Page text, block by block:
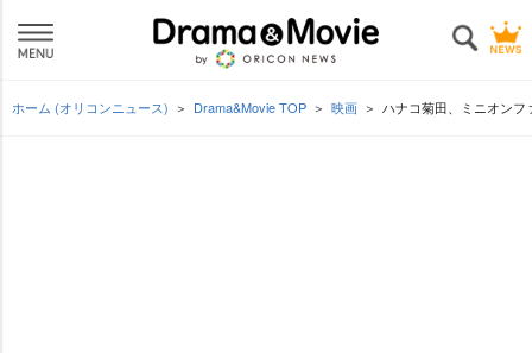
ホーム (オリコンニュース) Drama&Movie TOP 映画 ハナコ菊田、ミニオン